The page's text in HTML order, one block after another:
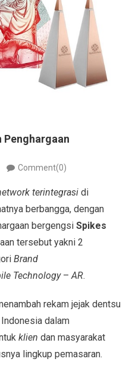
Penghargaan
Comment(0)
terintegrasidi
berbangga, dengan
bergengsiSpikes
tersebut yakni 2
Brand
Technology–AR.
rekam jejak dentsu
dalam
klien dan masyarakat
lingkup pemasaran.